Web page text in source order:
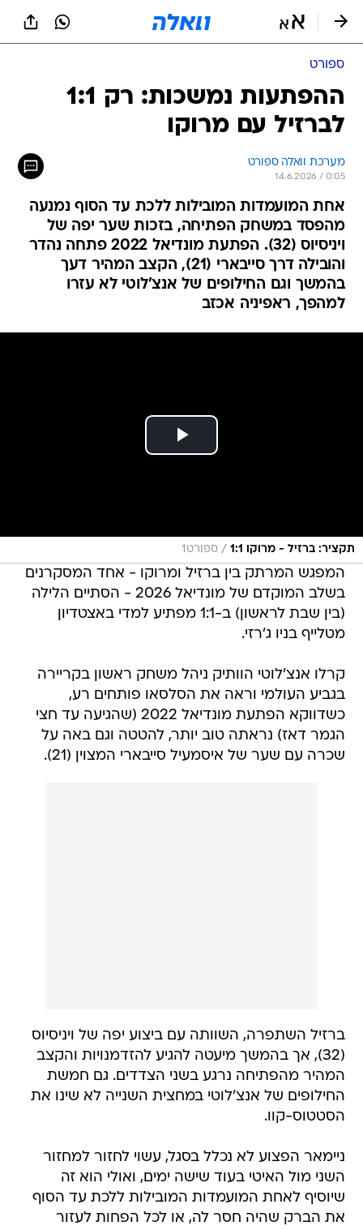
ספורט
ההפתעות נמשכות: רק 1:1
לברזיל עם מרוקו
מערכת וואלה ספורט
14.6.2026 / 0:05
אחת המועמדות המובילות ללכת עד הסוף נמנעה
מהפסד במשחק הפתיחה, בזכות שער יפה של
ויניסיוס (32). הפתעת מונדיאל 2022 פתחה נהדר
והובילה דרך סייבארי (21), הקצב המהיר דעך
בהמשך וגם החילופים של אנצ'לוטי לא עזרו
למהפך, ראפיניה אכזב
תקציר: ברזיל - מרוקו 1:1 / ספורט1
המפגש המרתק בין ברזיל ומרוקו - אחד המסקרנים
בשלב המוקדם של מונדיאל 2026 - הסתיים הלילה
(בין שבת לראשון) ב-1:1 מפתיע למדי באצטדיון
מטלייף בניו ג'רזי.
קרלו אנצ'לוטי הוותיק ניהל משחק ראשון בקריירה
בגביע העולמי וראה את הסלסאו פותחים רע,
כשדווקא הפתעת מונדיאל 2022 (שהגיעה עד חצי
הגמר דאז) נראתה טוב יותר, להטטה וגם באה על
שכרה עם שער של איסמעיל סייבארי המצוין (21).
ברזיל השתפרה, השוותה עם ביצוע יפה של ויניסיוס
(32), אך בהמשך מיעטה להגיע להזדמנויות והקצב
המהיר מהפתיחה נרגע בשני הצדדים. גם חמשת
החילופים של אנצ'לוטי במחצית השנייה לא שינו את
הסטטוס-קוו.
ניימאר הפצוע לא נכלל בסגל, עשוי לחזור למחזור
השני מול האיטי בעוד שישה ימים, ואולי הוא זה
שיוסיף לאחת המועמדות המובילות ללכת עד הסוף
את הברק שהיה חסר לה, או לכל הפחות לעזור